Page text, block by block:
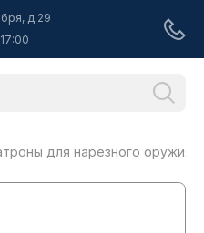
д.29
для нарезного оружия